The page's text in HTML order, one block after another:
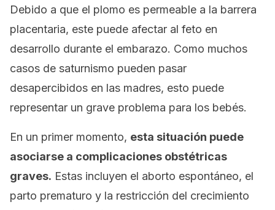
Debido a que el plomo es permeable a la barrera
placentaria, este puede afectar al feto en
desarrollo durante el embarazo. Como muchos
casos de saturnismo pueden pasar
desapercibidos en las madres, esto puede
representar un grave problema para los bebés.
En un primer momento, esta situación puede
asociarse a complicaciones obstétricas
graves. Estas incluyen el aborto espontáneo, el
parto prematuro y la restricción del crecimiento